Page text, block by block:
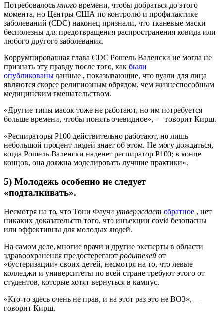
Потребовалось много времени, чтобы добраться до этого
момента, но Центры США по контролю и профилактике
заболеваний (CDC) наконец признали, что тканевые маски
бесполезны для предотвращения распространения ковида или
любого другого заболевания.
Коррумпированная глава CDC Рошель Валенски не могла не
признать эту правду после того, как были
опубликованы данные , показывающие, что вуали для лица
являются скорее религиозным обрядом, чем жизнеспособным
медицинским вмешательством.
«Другие типы масок тоже не работают, но им потребуется
больше времени, чтобы понять очевидное», — говорит Кирш.
«Респираторы P100 действительно работают, но лишь
небольшой процент людей знает об этом. Не могу дождаться,
когда Рошель Валенски наденет респиратор P100; в конце
концов, она должна моделировать лучшие практики».
5) Молодежь особенно не следует
«подталкивать».
Несмотря на то, что Тони Фаучи утверждает обратное , нет
никаких доказательств того, что инъекции covid безопасны
или эффективны для молодых людей.
На самом деле, многие врачи и другие эксперты в области
здравоохранения предостерегают родителей от
«бустеризации» своих детей, несмотря на то, что левые
колледжи и университеты по всей стране требуют этого от
студентов, которые хотят вернуться в кампус.
«Кто-то здесь очень не прав, и на этот раз это не ВОЗ», —
говорит Кирш.